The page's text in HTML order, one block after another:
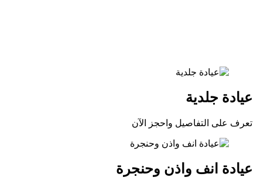
عيادة جلدية
تعرف على التفاصيل واحجز الآن
عيادة انف واذن وحنجرة